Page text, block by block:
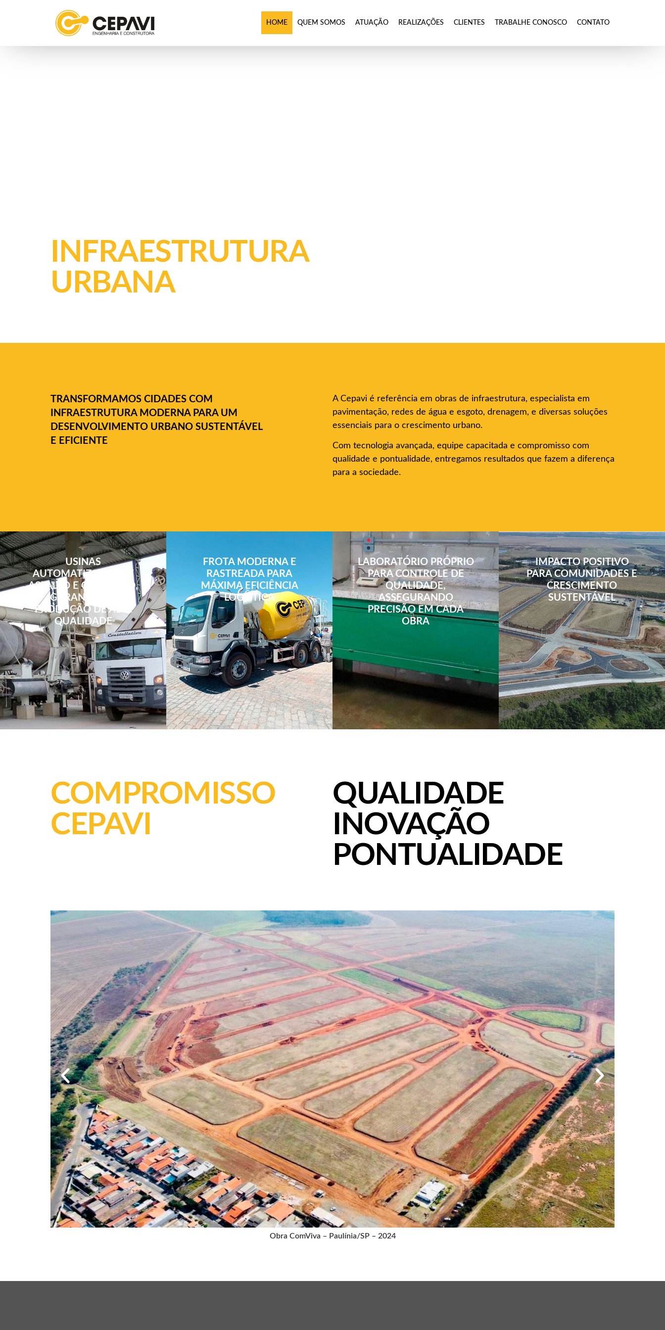
HOME QUEM SOMOS ATUAÇÃO REALIZAÇÕES CLIENTES TRABALHE CONOSCO CONTATO
INFRAESTRUTURA
URBANA
TRANSFORMAMOS CIDADES COM
INFRAESTRUTURA MODERNA PARA UM
DESENVOLVIMENTO URBANO SUSTENTÁVEL
E EFICIENTE
A Cepavi é referência em obras de infraestrutura, especialista em
pavimentação, redes de água e esgoto, drenagem, e diversas soluções
essenciais para o crescimento urbano.
Com tecnologia avançada, equipe capacitada e compromisso com
qualidade e pontualidade, entregamos resultados que fazem a diferença
para a sociedade.
USINAS
AUTOMATIZADAS DE
ASFALTO E CONCRETO,
GARANTINDO
PRODUÇÃO DE ALTA
QUALIDADE
FROTA MODERNA E
RASTREADA PARA
MÁXIMA EFICIÊNCIA
LOGÍSTICA
LABORATÓRIO PRÓPRIO
PARA CONTROLE DE
QUALIDADE,
ASSEGURANDO
PRECISÃO EM CADA
OBRA
IMPACTO POSITIVO
PARA COMUNIDADES E
CRESCIMENTO
SUSTENTÁVEL
COMPROMISSO
CEPAVI
QUALIDADE
INOVAÇÃO
PONTUALIDADE